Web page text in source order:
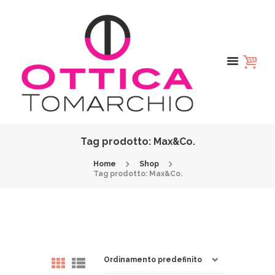
Tag prodotto: Max&Co.
Home
Shop
Tag prodotto: Max&Co.